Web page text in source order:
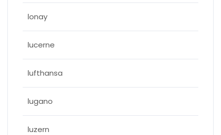
lonay
lucerne
lufthansa
lugano
luzern